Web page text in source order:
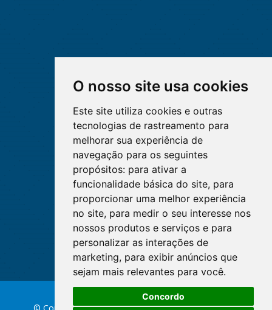
O nosso site usa cookies
Este site utiliza cookies e outras
tecnologias de rastreamento para
melhorar sua experiência de
navegação para os seguintes
propósitos: para ativar a
funcionalidade básica do site, para
proporcionar uma melhor experiência
no site, para medir o seu interesse nos
nossos produtos e serviços e para
personalizar as interações de
marketing, para exibir anúncios que
sejam mais relevantes para você.
Concordo